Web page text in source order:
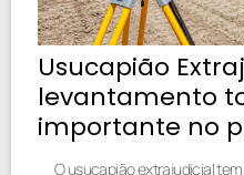
Usucapião
levantamento
importante no
O usucapião extrajudicial